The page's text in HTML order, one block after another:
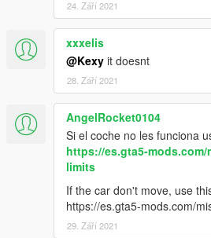
24. Září 2021
xxxelis
@Kexy it doesnt
28. Září 2021
AngelRocket0104
Si el coche no les funciona
https://es.gta5-
limits
If the car don't move, use
https://es.gta5-mods.com/
29. Září 2021